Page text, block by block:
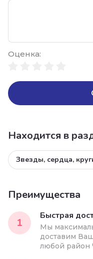
Оценка:
Находится в
Звезды, сердца,
Преимущества
1
Быстрая
Мы
доставим Ваш
любой район